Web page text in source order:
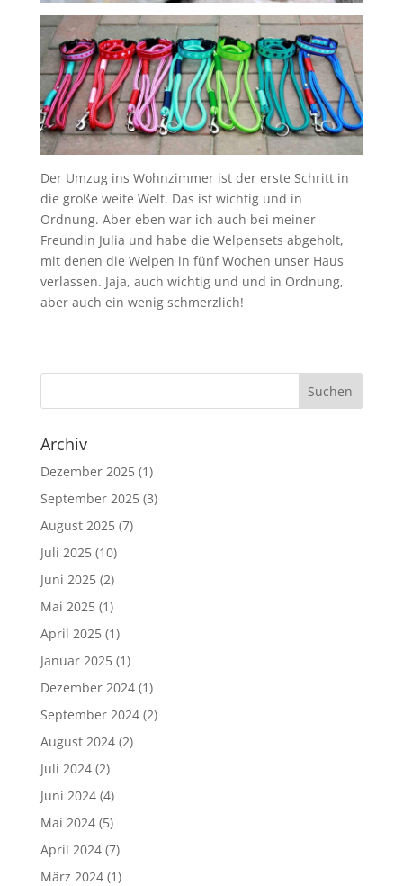
Der Umzug ins Wohnzimmer ist der erste Schritt in
die große weite Welt. Das ist wichtig und in
Ordnung. Aber eben war ich auch bei meiner
Freundin Julia und habe die Welpensets abgeholt,
mit denen die Welpen in fünf Wochen unser Haus
verlassen. Jaja, auch wichtig und und in Ordnung,
aber auch ein wenig schmerzlich!
Archiv
Dezember 2025(1)
September 2025(3)
August 2025(7)
Juli 2025(10)
Juni 2025(2)
Mai 2025(1)
April 2025(1)
Januar 2025(1)
Dezember 2024(1)
September 2024(2)
August 2024(2)
Juli 2024(2)
Juni 2024(4)
Mai 2024(5)
April 2024(7)
März 2024(1)